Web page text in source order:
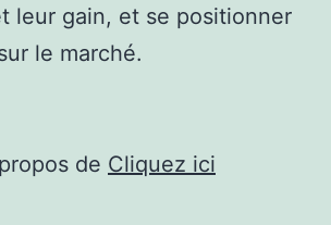
leur gain, et se positionner
le marché.
de Cliquez ici